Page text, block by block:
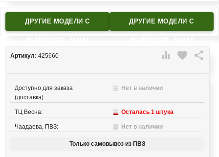
ДРУГИЕ МОДЕЛИ C ДРУГИЕ МОДЕЛИ C
 favorite 
Артикул: 425660
Доступно для заказа
(доставка):
Нет в наличии
ТЦ Весна: Осталась 1 штука
Чаадаева, ПВЗ: Нет в наличии
Только самовывоз из ПВЗ